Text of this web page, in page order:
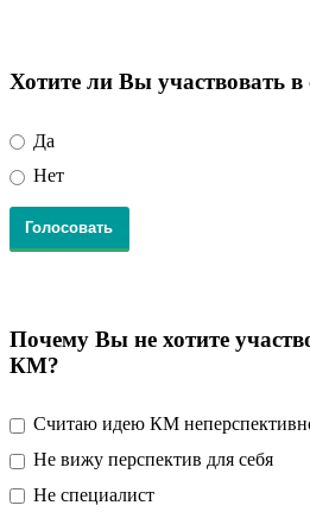
Хотите ли Вы участвовать
Да
Нет
Почему Вы не хотите
КМ?
Считаю идею КМ
Не вижу перспектив для себя
Не специалист